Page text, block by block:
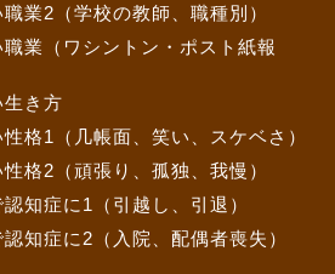
業2（学校の教師、職種別）
業（ワシントン・ポスト紙報
き方
格1（几帳面、笑い、スケベさ）
格2（頑張り、孤独、我慢）
知症に1（引越し、引退）
知症に2（入院、配偶者喪失）